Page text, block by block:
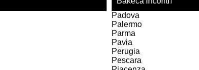
Padova
Palermo
Parma
Pavia
Perugia
Pescara